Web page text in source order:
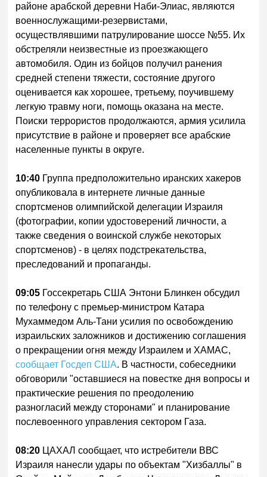
районе арабской деревни Наби-Элиас, являются
военнослужащими-резервистами,
осуществлявшими патрулирование шоссе №55. Их
обстреляли неизвестные из проезжающего
автомобиля. Один из бойцов получил ранения
средней степени тяжести, состояние другого
оценивается как хорошее, третьему, поучившему
легкую травму ноги, помощь оказана на месте.
Поиски террористов продолжаются, армия усилила
присутствие в районе и проверяет все арабские
населенные пункты в округе.
10:40 Группа предположительно иранских хакеров
опубликовала в интернете личные данные
спортсменов олимпийской делегации Израиля
(фотографии, копии удостоверений личности, а
также сведения о воинской службе некоторых
спортсменов) - в целях подстрекательства,
преследований и пропаганды.
09:05 Госсекретарь США Энтони Блинкен обсудил
по телефону с премьер-министром Катара
Мухаммедом Аль-Тани усилия по освобождению
израильских заложников и достижению соглашения
о прекращении огня между Израилем и ХАМАС,
сообщает Госдеп США. В частности, собеседники
обговорили "оставшиеся на повестке дня вопросы и
практические решения по преодолению
разногласий между сторонами" и планирование
послевоенного управления сектором Газа.
08:20 ЦАХАЛ сообщает, что истребители ВВС
Израиля нанесли удары по объектам "Хизбаллы" в